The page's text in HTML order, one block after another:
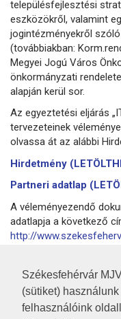
Székesfehérvár
(sütiket)
felhasználóink
településfejlesztési
eszközökről, valamint
jogintézményekről
(továbbiakban:
Megyei Jogú Város
önkormányzati
alapján kerül sor.
Az egyeztetési eljárás
tervezeteinek
olvassa át az alábbi
Hirdetmény
Partneri adatlap
A véleményezendő
adatlapja a következő
http://